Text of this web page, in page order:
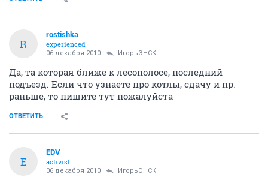
R
rostishka
experienced
06 декабря 2010 ИгорьЭНСК
Да, та которая ближе к лесополосе, последний
подъезд. Если что узнаете про котлы, сдачу и пр.
раньше, то пишите тут пожалуйста
ОТВЕТИТЬ
E
EDV
activist
06 декабря 2010 ИгорьЭНСК